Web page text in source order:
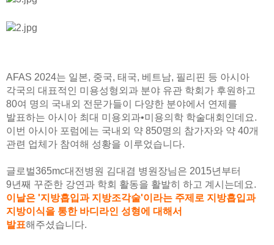
AFAS 2024는 일본, 중국, 태국, 베트남, 필리핀 등 아시아
각국의 대표적인 미용성형외과 분야 유관 학회가 후원하고
80여 명의 국내외 전문가들이 다양한 분야에서 연제를
발표하는 아시아 최대 미용외과•미용의학 학술대회인데요.
이번 아시아 포럼에는 국내외 약 850명의 참가자와 약 40개
관련 업체가 참여해 성황을 이루었습니다.
글로벌365mc대전병원 김대겸 병원장님은 2015년부터
9년째 꾸준한 강연과 학회 활동을 활발히 하고 계시는데요.
이날은 '지방흡입과 지방조각술'이라는 주제로 지방흡입과
지방이식을 통한 바디라인 성형에 대해서
발표해주셨습니다.